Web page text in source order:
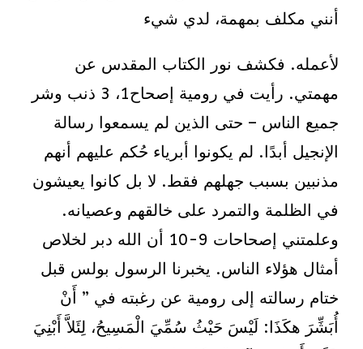
أنني مكلف بمهمة، لدي شيء
لأعمله. فكشف نور الكتاب المقدس عن
مهمتي. رأيت في رومية إصحاح1، 3 ذنب وشر
جميع الناس – حتى الذين لم يسمعوا رسالة
الإنجيل أبدًا. لم يكونوا أبرياء حُكم عليهم أنهم
مذنبين بسبب جهلهم فقط. لا بل كانوا يعيشون
في الظلمة والتمرد على خالقهم وعصيانه.
وعلمتني إصحاحات 9-10 أن الله دبر لخلاص
أمثال هؤلاء الناس. يخبرنا الرسول بولس قبل
ختام رسالته إلى رومية عن رغبته في ” أَنْ
أُبَشِّرَ هكَذَا: لَيْسَ حَيْثُ سُمِّيَ الْمَسِيحُ، لِئَلاَّ أَبْنِيَ